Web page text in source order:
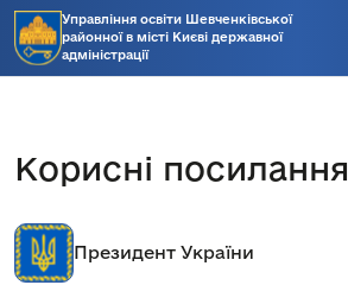
Управління освіти Шевченківської
районної в місті Києві державної
адміністрації
Корисні посилання
Президент України